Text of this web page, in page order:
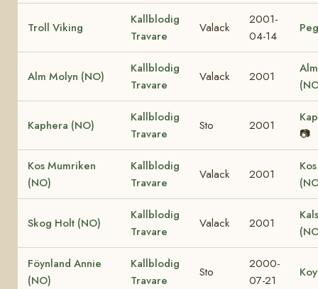
Troll Viking
Kallblodig
Travare
Valack
2001-
04-14
Alm Molyn (NO)
Kallblodig
Travare
Valack 2001
Kaphera (NO)
Kallblodig
Travare
Sto 2001
📷
Kos Mumriken
(NO)
Kallblodig
Travare
Valack 2001
Skog Holt (NO)
Kallblodig
Travare
Valack 2001
Föynland Annie
(NO)
Kallblodig
Travare
Sto
2000-
07-21